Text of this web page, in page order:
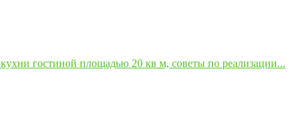
гостиной площадью 20 кв м, советы по реализации...